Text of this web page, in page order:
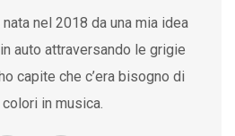
nel 2018 da una mia idea
auto attraversando le grigie
capite che c’era bisogno di
in musica.